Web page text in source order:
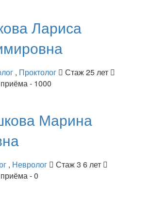
Лариса
, Проктолог
Стаж 25 лет
- 1000
Марина
, Невролог
Стаж 3 6 лет
- 0